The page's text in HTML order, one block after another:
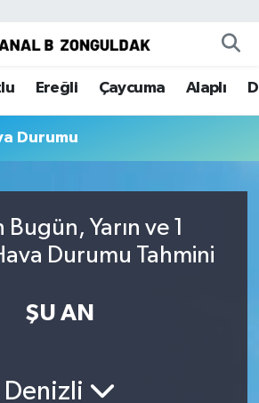
Ereğli Çaycuma Alaplı
Durumu
Bugün, Yarın ve 1
Durumu Tahmini
ŞU AN
Denizli
Eczaneler
Durumu
Yoğunluk Haritası